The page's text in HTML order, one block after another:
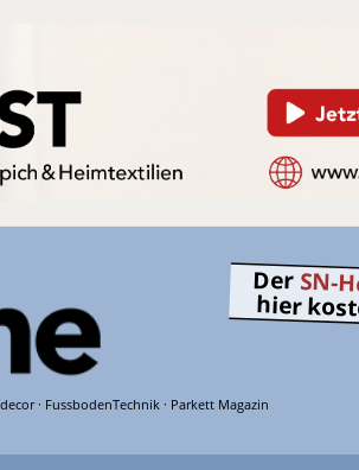
· FussbodenTechnik · Parkett Magazin
Der SN-
hier